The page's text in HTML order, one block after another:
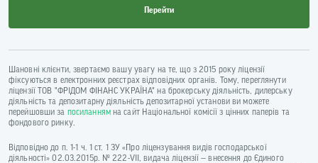
Перейти
Шановні клієнти, звертаємо вашу увагу на те, що з 2015 року ліцензії
фіксуються в електронних реєстрах відповідних органів. Тому, переглянути
ліцензії ТОВ "ФРІДОМ ФІНАНС УКРАЇНА" на брокерську діяльність, дилерську
діяльність та депозитарну діяльність депозитарної установи ви можете
перейшовши за посиланнямна сайт Національної комісії з цінних паперів та
фондового ринку.
Відповідно до п. 1-1 ч. 1 ст. 1 ЗУ «Про ліцензування видів господарської
діяльності» 02.03.2015р. № 222-VII, видача ліцензії — внесення до Єдиного